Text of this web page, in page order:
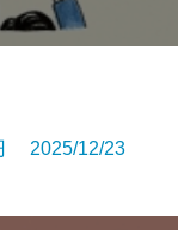
2025/12/23